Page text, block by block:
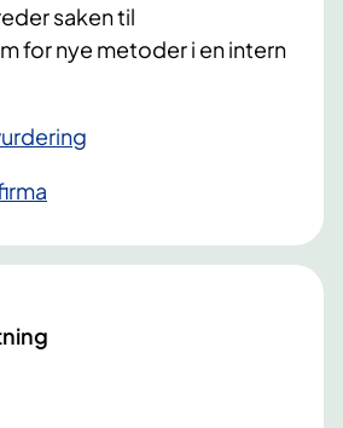
saken til
for nye metoder i en intern